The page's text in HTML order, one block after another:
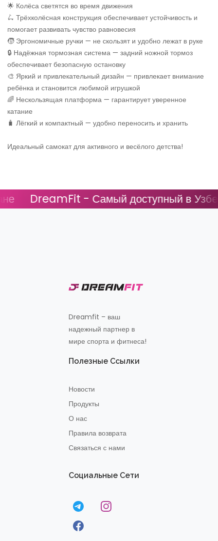
🌟 Колёса светятся во время движения
🛴 Трёхколёсная конструкция обеспечивает устойчивость и
помогает развивать чувство равновесия
🧒 Эргономичные ручки — не скользят и удобно лежат в руке
🔒 Надёжная тормозная система — задний ножной тормоз
обеспечивает безопасную остановку
🎨 Яркий и привлекательный дизайн — привлекает внимание
ребёнка и становится любимой игрушкой
🌈 Нескользящая платформа — гарантирует уверенное
катание
🧳 Лёгкий и компактный — удобно переносить и хранить
Идеальный самокат для активного и весёлого детства!
DreamFit - Самый доступный в
Dreamfit – ваш
надежный партнер в
мире спорта и фитнеса!
Полезные Ссылки
Новости
Продукты
О нас
Правила возврата
Связаться с нами
Социальные Сети